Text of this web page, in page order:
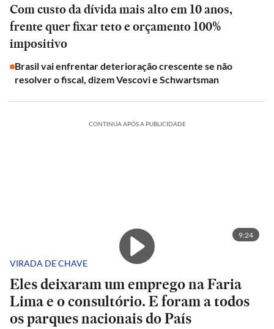
Com custo da dívida mais alto em 10 anos,
frente quer fixar teto e orçamento 100%
impositivo
Brasil vai enfrentar deterioração crescente se não
resolver o fiscal, dizem Vescovi e Schwartsman
CONTINUA APÓS A PUBLICIDADE
9:24
VIRADA DE CHAVE
Eles deixaram um emprego na Faria
Lima e o consultório. E foram a todos
os parques nacionais do País